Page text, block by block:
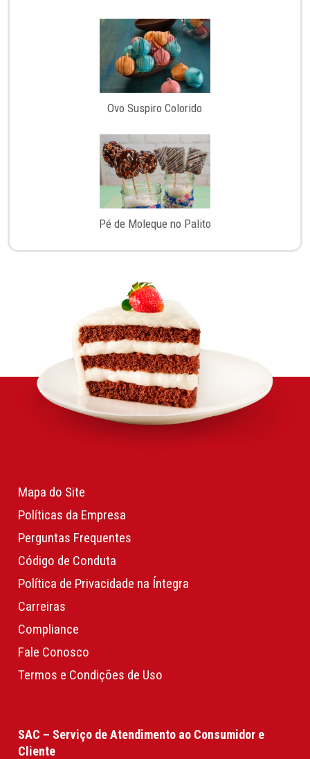
Ovo Suspiro Colorido
Pé de Moleque no Palito
Mapa do Site
Políticas da Empresa
Perguntas Frequentes
Código de Conduta
Política de Privacidade na Íntegra
Carreiras
Compliance
Fale Conosco
Termos e Condições de Uso
SAC – Serviço de Atendimento ao Consumidor e
Cliente